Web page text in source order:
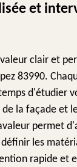
et
clair et
83990.
d'étudier
la façade et
permet
les
rapide et